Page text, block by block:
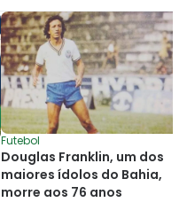
Futebol
Douglas Franklin, um dos
maiores ídolos do Bahia,
morre aos 76 anos